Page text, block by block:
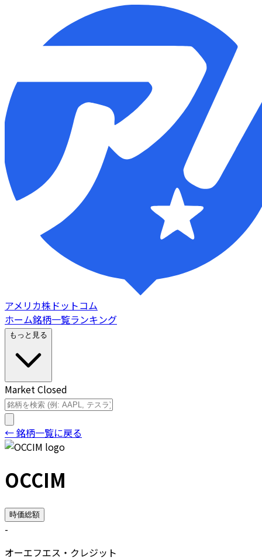
アメリカ株ドットコム
ホーム銘柄一覧ランキング
もっと見る
Market Closed
← 銘柄一覧に戻る
OCCIM
時価総額
-
オーエフエス・クレジット